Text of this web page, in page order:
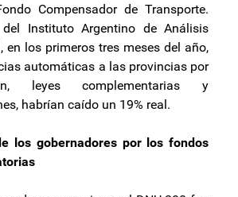
Compensador de Transporte.
Instituto Argentino de Análisis
en los primeros tres meses del año,
automáticas a las provincias por
leyes complementarias y
habrían caído un 19% real.
los gobernadores por los fondos